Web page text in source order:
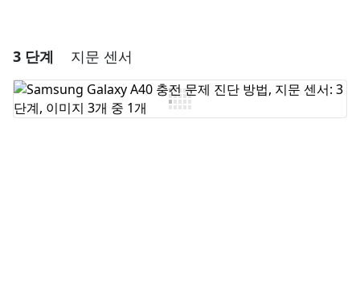
3 단계 지문 센서